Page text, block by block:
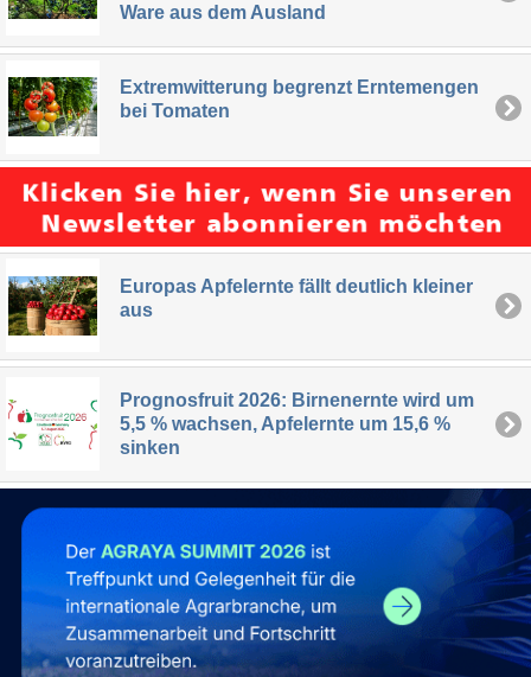
Ware aus dem Ausland
Extremwitterung begrenzt Erntemengen
bei Tomaten
Europas Apfelernte fällt deutlich kleiner
aus
Prognosfruit 2026: Birnenernte wird um
5,5 % wachsen, Apfelernte um 15,6 %
sinken